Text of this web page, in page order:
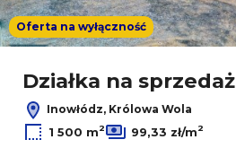
Oferta na wyłączność
Działka na sprzedaż
Inowłódz, Królowa Wola
1 500 m2 99,33 zł/m2